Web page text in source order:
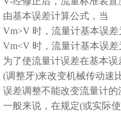
由基本误差计算公式，当
Vm>V 时，流量计基本误
Vm<V 时，流量计基本误差
为了使流量计误差在基本误
(调整牙)来改变机械传动速比
误差调整不能改变流量计的流
一般来说，在规定(或实